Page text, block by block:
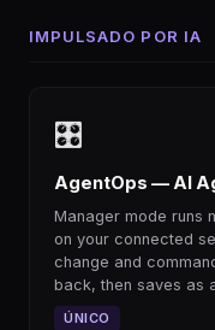
IMPULSADO POR IA
🎛
AgentOps — AI
Manager mode runs
on your connected
change and
back, then saves as
ÚNICO